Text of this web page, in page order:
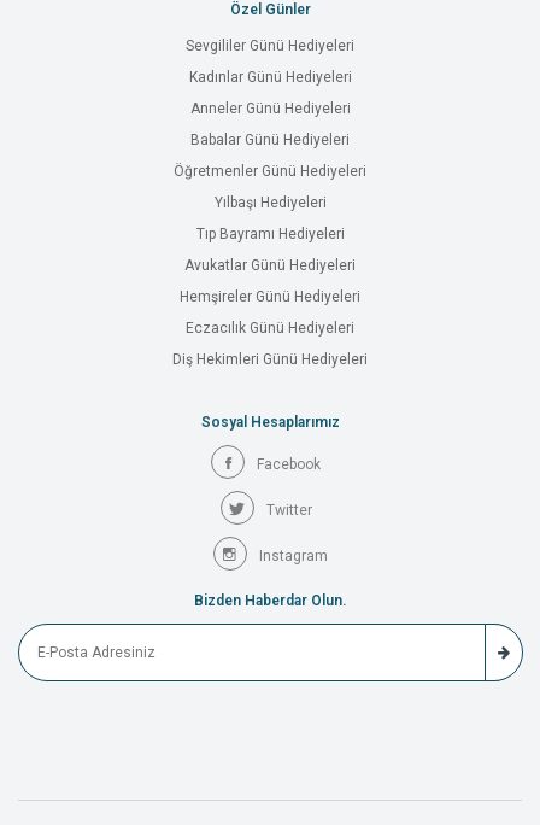
Özel Günler
Sevgililer Günü Hediyeleri
Kadınlar Günü Hediyeleri
Anneler Günü Hediyeleri
Babalar Günü Hediyeleri
Öğretmenler Günü Hediyeleri
Yılbaşı Hediyeleri
Tıp Bayramı Hediyeleri
Avukatlar Günü Hediyeleri
Hemşireler Günü Hediyeleri
Eczacılık Günü Hediyeleri
Diş Hekimleri Günü Hediyeleri
Sosyal Hesaplarımız
Facebook
Twitter
Instagram
Bizden Haberdar Olun.